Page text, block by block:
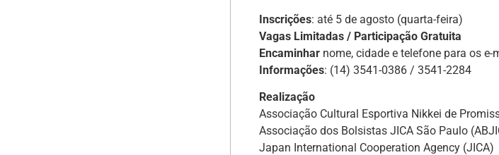
Inscrições: até 5 de agosto (quarta-feira)
Vagas Limitadas / Participação Gratuita
Encaminhar nome, cidade e telefone para os
Informações: (14) 3541-0386 / 3541-2284
Realização
Associação Cultural Esportiva Nikkei de
Associação dos Bolsistas JICA São Paulo
Japan International Cooperation Agency (JICA)